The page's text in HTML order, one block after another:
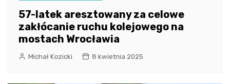
57-latek aresztowany za celowe
zakłócanie ruchu kolejowego na
mostach Wrocławia
Michał Kozicki 8 kwietnia 2025